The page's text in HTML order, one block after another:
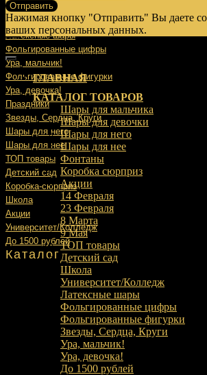
9 Мая
Выписка
Латексные шары
Фольгированные цифры
Ура, мальчик!
Фольгированные фигурки
Ура, девочка!
Праздники
Звезды, Сердца, Круги
Шары для него
Шары для нее
ТОП товары
Детский сад
Коробка-сюрприз
Школа
Акции
Университет/Колледж
До 1500 рублей
Каталог
Отправить
Нажимая кнопку "Отправить" Вы даете
ваших персональных данных.
ГЛАВНАЯ
КАТАЛОГ ТОВАРОВ
Шары для мальчика
Шары для девочки
Шары для него
Шары для нее
Фонтаны
Коробка сюрприз
Акции
14 Февраля
23 Февраля
8 Марта
9 Мая
ТОП товары
Детский сад
Школа
Университет/Колледж
Латексные шары
Фольгированные цифры
Фольгированные фигурки
Звезды, Сердца, Круги
Ура, мальчик!
Ура, девочка!
До 1500 рублей